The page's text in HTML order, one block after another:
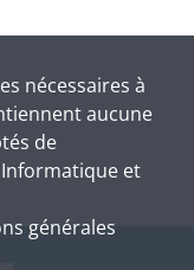
nécessaires à
aucune
de
et
générales